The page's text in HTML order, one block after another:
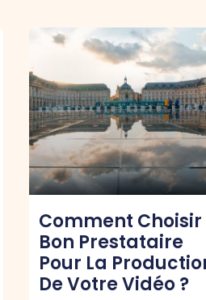
Comment Choisir
Bon Prestataire
Pour La
De Votre Vidéo ?